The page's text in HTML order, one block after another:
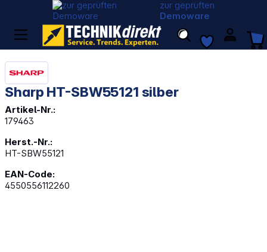
zur geprüften
Demoware
Sharp HT-SBW55121 silber
Artikel-Nr.:
179463
Herst.-Nr.:
HT-SBW55121
EAN-Code:
4550556112260